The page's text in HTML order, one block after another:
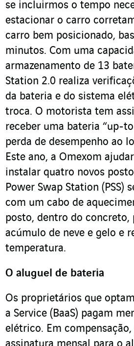
se incluirmos o tempo
estacionar o carro
carro bem posicionado,
minutos. Com uma
armazenamento de 13
Station 2.0 realiza
da bateria e do sistema
troca. O motorista tem
receber uma bateria “up-
perda de desempenho ao
Este ano, a Omexom
instalar quatro novos
Power Swap Station (PSS)
com um cabo de
posto, dentro do concreto,
acúmulo de neve e gelo e
temperatura.
O aluguel de bateria
Os proprietários que
a Service (BaaS) pagam
elétrico. Em